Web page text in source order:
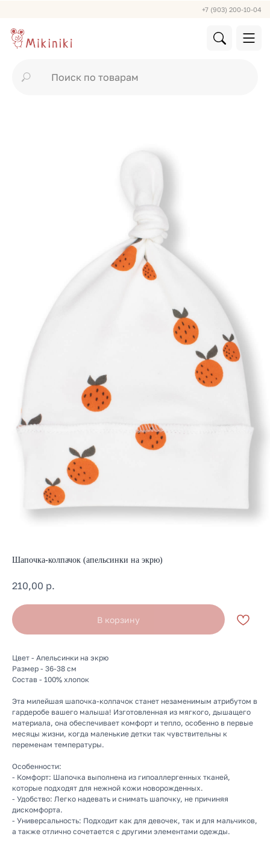
Шапочка-колпачок (апельсинки на экрю)
210,00 р.
В корзину
Цвет - Апельсинки на экрю
Размер - 36-38 см
Состав - 100% хлопок
Эта милейшая шапочка-колпачок станет незаменимым атрибутом в
гардеробе вашего малыша! Изготовленная из мягкого, дышащего
материала, она обеспечивает комфорт и тепло, особенно в первые
месяцы жизни, когда маленькие детки так чувствительны к
переменам температуры.
Особенности:
- Комфорт: Шапочка выполнена из гипоаллергенных тканей,
которые подходят для нежной кожи новорожденных.
- Удобство: Легко надевать и снимать шапочку, не причиняя
дискомфорта.
- Универсальность: Подходит как для девочек, так и для мальчиков,
а также отлично сочетается с другими элементами одежды.